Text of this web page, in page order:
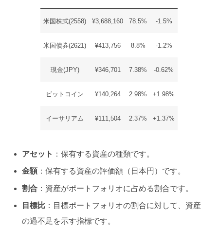
米国株式(2558) ¥3,688,160 78.5% -1.5%
米国債券(2621) ¥413,756 8.8% -1.2%
現金(JPY) ¥346,701 7.38% -0.62%
ビットコイン ¥140,264 2.98% +1.98%
イーサリアム ¥111,504 2.37% +1.37%
アセット ：保有する資産の種類です。
金額：保有する資産の評価額（日本円）です。
割合 ：資産がポートフォリオに占める割合です。
目標比 ：目標ポートフォリオの割合に対して、資産
の過不足を示す指標です。